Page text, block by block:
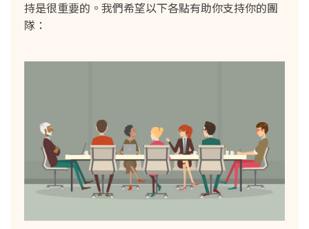
持是很重要的。我們希望以下各點有助你支持你的團
隊：